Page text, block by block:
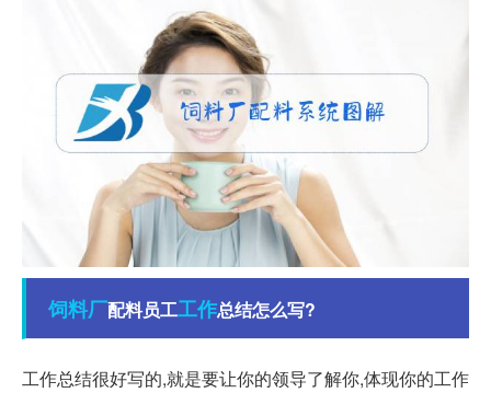
饲料厂配料员工工作总结怎么写?
工作总结很好写的,就是要让你的领导了解你,体现你的工作